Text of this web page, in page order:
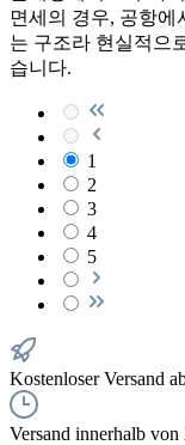
면세의 경우, 공항
는 구조라 현실적으
습니다.
1
2
3
4
5
Kostenloser Versand
Versand innerhalb von